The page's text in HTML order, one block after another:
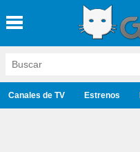
Canales de TV Estrenos